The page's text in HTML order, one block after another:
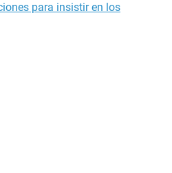
para insistir en los